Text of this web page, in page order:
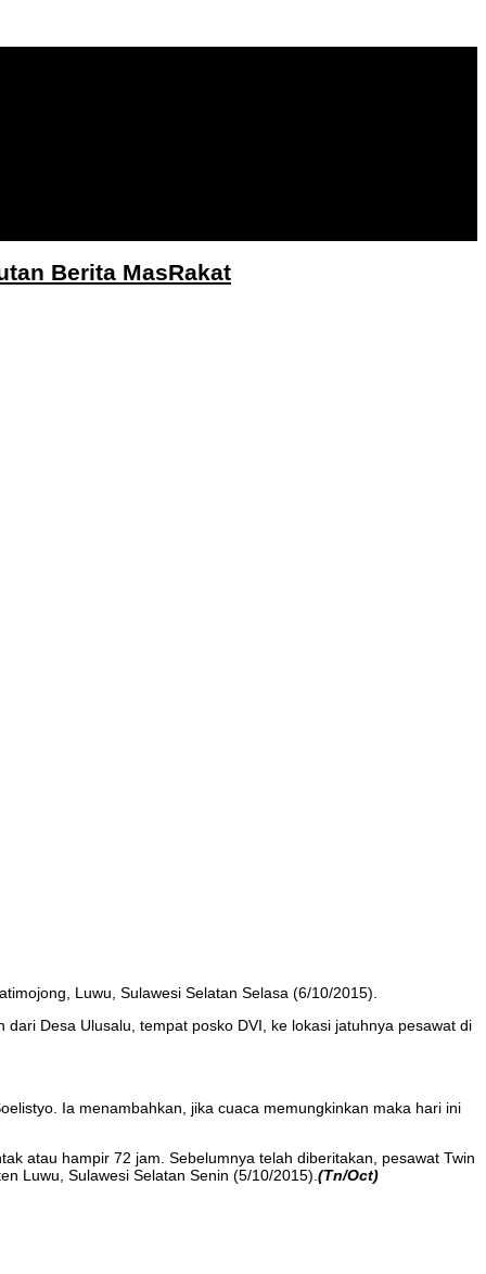
Berita MasRakat
Luwu, Sulawesi Selatan Selasa (6/10/2015).
Desa Ulusalu, tempat posko DVI, ke lokasi jatuhnya pesawat di
Ia menambahkan, jika cuaca memungkinkan maka hari ini
atau hampir 72 jam. Sebelumnya telah diberitakan, pesawat Twin
Luwu, Sulawesi Selatan Senin (5/10/2015). (Tn/Oct)